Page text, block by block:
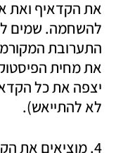
לא להתייאש).